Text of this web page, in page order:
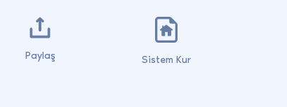
Paylaş Sistem Kur